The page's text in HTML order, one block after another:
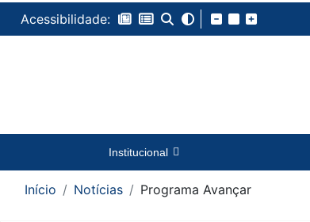
Acessibilidade:
Institucional
Início Notícias Programa Avançar